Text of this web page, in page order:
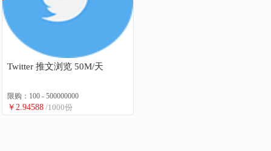
Twitter 推文浏览 50M/天
限购：100 - 500000000
￥2.94588 /1000份